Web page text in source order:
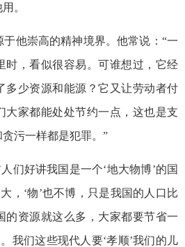
。
他崇高的精神境界。他常说：“一
时，看似很容易。可谁想过，它经
多少资源和能源？它又让劳动者付
大家都能处处节约一点，这也是支
污一样都是犯罪。”
们好讲我国是一个‘地大物博’的国
，‘物’也不博，只是我国的人口比
的资源就这么多，大家都要节省一
我们这些现代人要‘孝顺’我们的儿